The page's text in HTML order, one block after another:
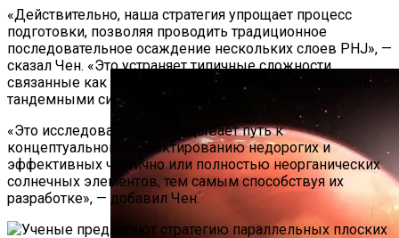
Постоянное Употребление Фруктов
Помогает В Борьбе С Диабетом —
Ученые
«Действительно, наша стратегия упрощает процесс
подготовки, позволяя проводить традиционное
последовательное осаждение нескольких слоев PHJ», —
сказал Чен. «Это устраняет типичные сложности,
связанные как с тандемными, так и с параллельными
тандемными системами PHJ».
«Это исследование прокладывает путь к
концептуальному проектированию недорогих и
эффективных частично или полностью неорганических
солнечных элементов, тем самым способствуя их
разработке», — добавил Чен.